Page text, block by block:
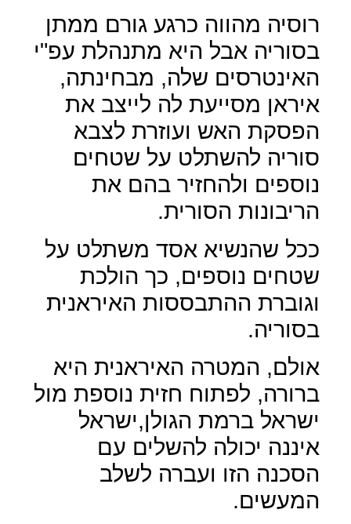
רוסיה מהווה כרגע גורם ממתן
בסוריה אבל היא מתנהלת עפ"י
האינטרסים שלה, מבחינתה,
איראן מסייעת לה לייצב את
הפסקת האש ועוזרת לצבא
סוריה להשתלט על שטחים
נוספים ולהחזיר בהם את
הריבונות הסורית.
ככל שהנשיא אסד משתלט על
שטחים נוספים, כך הולכת
וגוברת ההתבססות האיראנית
בסוריה.
אולם, המטרה האיראנית היא
ברורה, לפתוח חזית נוספת מול
ישראל ברמת הגולן,ישראל
איננה יכולה להשלים עם
הסכנה הזו ועברה לשלב
המעשים.